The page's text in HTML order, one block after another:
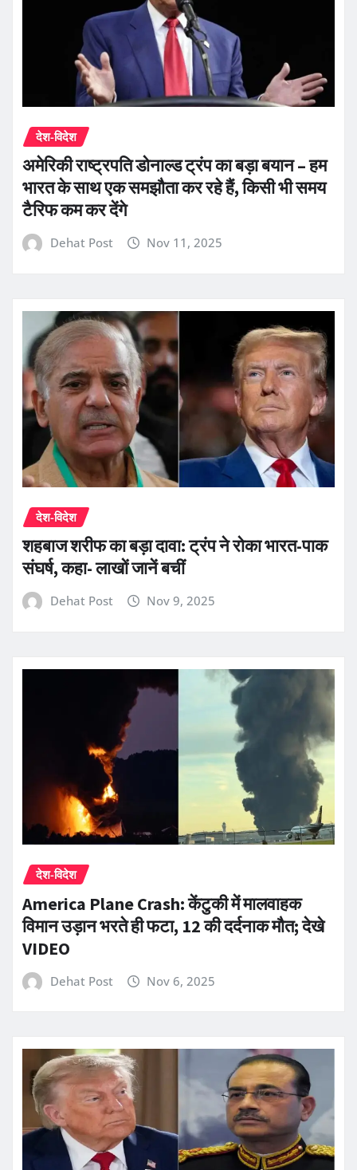
देश-विदेश
अमेरिकी राष्ट्रपति डोनाल्ड ट्रंप का बड़ा बयान – हम
भारत के साथ एक समझौता कर रहे हैं, किसी भी समय
टैरिफ कम कर देंगे
Dehat Post Nov 11, 2025
देश-विदेश
शहबाज शरीफ का बड़ा दावा: ट्रंप ने रोका भारत-पाक
संघर्ष, कहा- लाखों जानें बचीं
Dehat Post Nov 9, 2025
देश-विदेश
America Plane Crash: केंटुकी में मालवाहक
विमान उड़ान भरते ही फटा, 12 की दर्दनाक मौत; देखे
VIDEO
Dehat Post Nov 6, 2025